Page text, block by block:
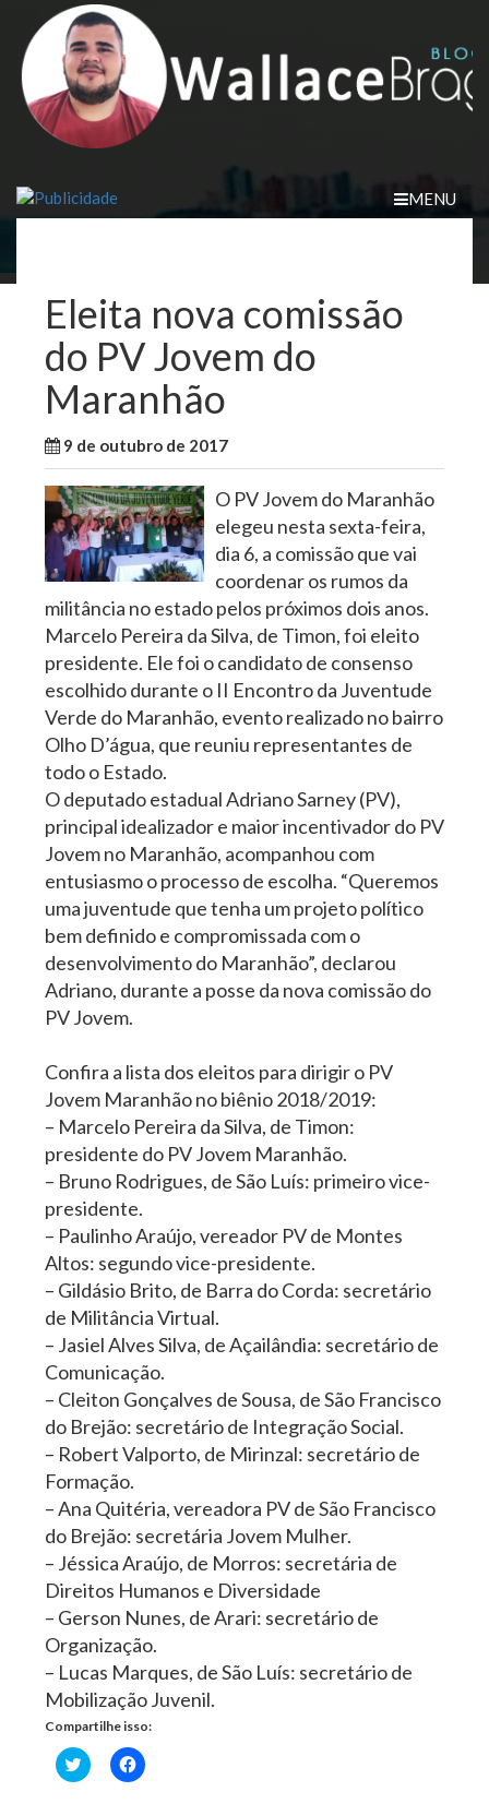
content
MENU
Eleita nova comissão
do PV Jovem do
Maranhão
9 de outubro de 2017
O PV Jovem do Maranhão
elegeu nesta sexta-feira,
dia 6, a comissão que vai
coordenar os rumos da
militância no estado pelos próximos dois anos.
Marcelo Pereira da Silva, de Timon, foi eleito
presidente. Ele foi o candidato de consenso
escolhido durante o II Encontro da Juventude
Verde do Maranhão, evento realizado no bairro
Olho D’água, que reuniu representantes de
todo o Estado.
O deputado estadual Adriano Sarney (PV),
principal idealizador e maior incentivador do PV
Jovem no Maranhão, acompanhou com
entusiasmo o processo de escolha. “Queremos
uma juventude que tenha um projeto político
bem definido e compromissada com o
desenvolvimento do Maranhão”, declarou
Adriano, durante a posse da nova comissão do
PV Jovem.
Confira a lista dos eleitos para dirigir o PV
Jovem Maranhão no biênio 2018/2019:
– Marcelo Pereira da Silva, de Timon:
presidente do PV Jovem Maranhão.
– Bruno Rodrigues, de São Luís: primeiro vice-
presidente.
– Paulinho Araújo, vereador PV de Montes
Altos: segundo vice-presidente.
– Gildásio Brito, de Barra do Corda: secretário
de Militância Virtual.
– Jasiel Alves Silva, de Açailândia: secretário de
Comunicação.
– Cleiton Gonçalves de Sousa, de São Francisco
do Brejão: secretário de Integração Social.
– Robert Valporto, de Mirinzal: secretário de
Formação.
– Ana Quitéria, vereadora PV de São Francisco
do Brejão: secretária Jovem Mulher.
– Jéssica Araújo, de Morros: secretária de
Direitos Humanos e Diversidade
– Gerson Nunes, de Arari: secretário de
Organização.
– Lucas Marques, de São Luís: secretário de
Mobilização Juvenil.
Compartilhe isso:
Clique
para
Clique
para